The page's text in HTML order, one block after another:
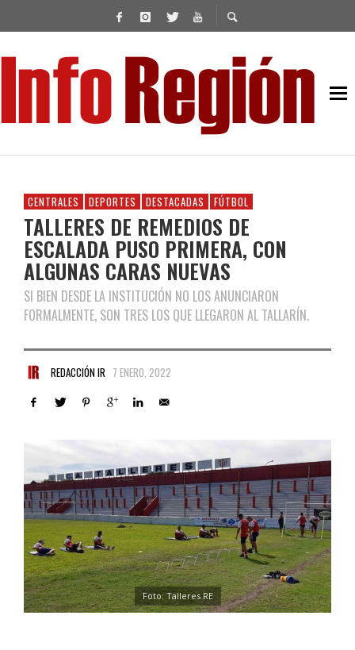
CENTRALES DEPORTES DESTACADAS FÚTBOL
TALLERES DE REMEDIOS DE
ESCALADA PUSO PRIMERA, CON
ALGUNAS CARAS NUEVAS
SI BIEN DESDE LA INSTITUCIÓN NO LOS ANUNCIARON
FORMALMENTE, SON TRES LOS QUE LLEGARON AL TALLARÍN.
REDACCIÓN IR 7 ENERO, 2022
Foto: Talleres RE